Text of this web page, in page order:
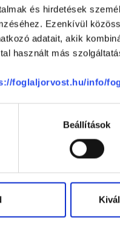
és hirdetések
Ezenkívül
adatait, akik
használt más
foglaljorvost.hu/info/
Beállítások
KAPCSOLÓDÓ
különböző ujjakon
ugyanazon az ujjon